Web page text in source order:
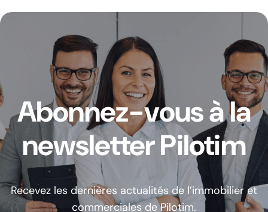
Abonnez-vous à la
newsletter Pilotim
Recevez les dernières actualités de l’immobilier et
commerciales de Pilotim.